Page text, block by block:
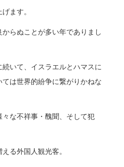
ます。
らぬことが多い年でありまし
いて、イスラエルとハマスに
は世界的紛争に繋がりかねな
々な不祥事・醜聞、そして犯
る外国人観光客。